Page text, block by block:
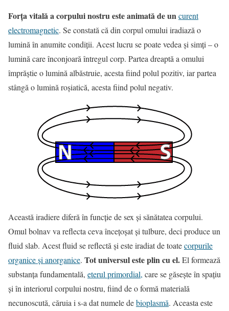
Forţa vitală a corpului nostru este animată de uncurent
electromagnetic. Se constată că din corpul omului iradiază o
lumină în anumite condiţii. Acest lucru se poate vedea şi simţi – o
lumină care înconjoară întregul corp. Partea dreaptă a omului
împrăştie o lumină albăstruie, acesta fiind polul pozitiv, iar partea
stângă o lumină roşiatică, acesta fiind polul negativ.
Această iradiere diferă în funcţie de sex şi sănătatea corpului.
Omul bolnav va reflecta ceva înceţoşat şi tulbure, deci produce un
fluid slab. Acest fluid se reflectă şi este iradiat de toatecorpurile
organice şi anorganice. Tot universul este plin cu el.El formează
substanţa fundamentală, eterul primordial, care se găseşte în spaţiu
şi în interiorul corpului nostru, fiind de o formă materială
necunoscută, căruia i s-a dat numele debioplasmă. Aceasta este